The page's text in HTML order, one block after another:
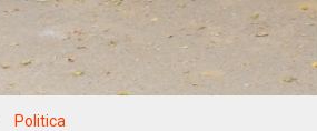
Politica